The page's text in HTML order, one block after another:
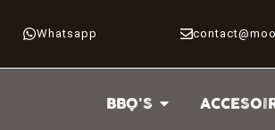
Whatsapp
BBQ'S